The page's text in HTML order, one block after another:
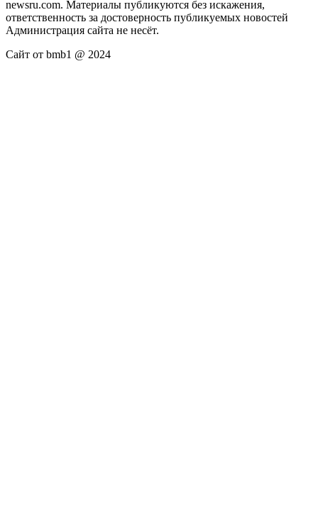
newsru.com. Материалы публикуются без искажения,
ответственность за достоверность публикуемых новостей
Администрация сайта не несёт.
Сайт от bmb1 @ 2024